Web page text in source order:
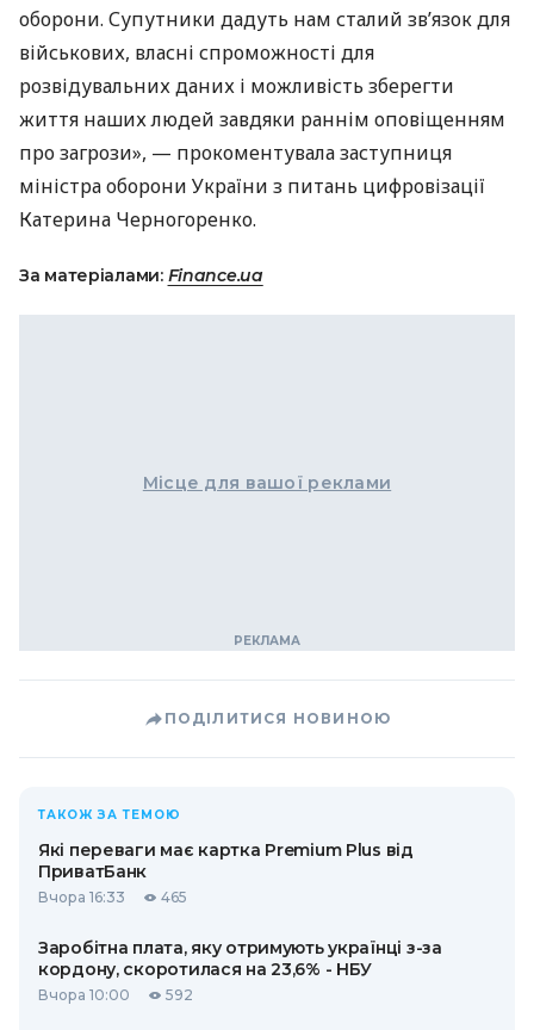
оборони. Супутники дадуть нам сталий звʼязок для
військових, власні спроможності для
розвідувальних даних і можливість зберегти
життя наших людей завдяки раннім оповіщенням
про загрози», — прокоментувала заступниця
міністра оборони України з питань цифровізації
Катерина Черногоренко.
За матеріалами: Finance.ua
Місце для вашої реклами
ПОДІЛИТИСЯ НОВИНОЮ
ТАКОЖ ЗА ТЕМОЮ
Які переваги має картка Premium Plus від
ПриватБанк
Вчора 16:33 465
Заробітна плата, яку отримують українці з-за
кордону, скоротилася на 23,6% - НБУ
Вчора 10:00 592